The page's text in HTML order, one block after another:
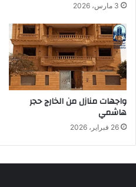
0
1
1
2
9
9
2
9
7
6
2
9
9
2
9
7
6
4
3 مارس، 2026
واجهات منازل من الخارج حجر
هاشمي
26 فبراير، 2026